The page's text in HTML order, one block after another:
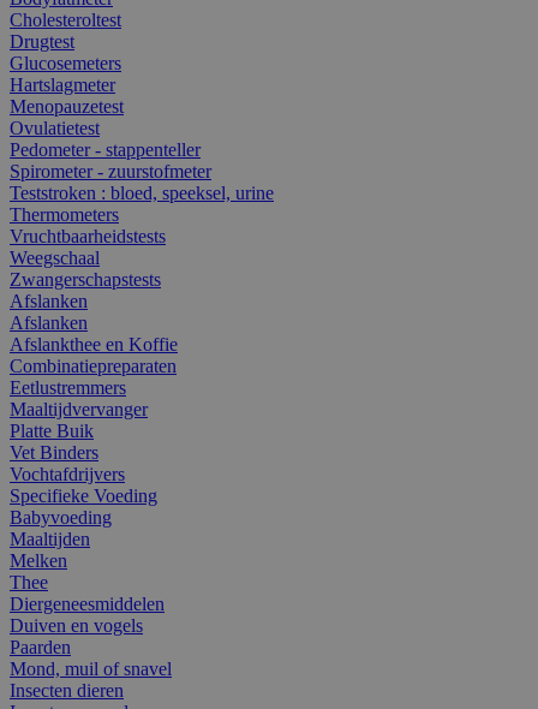
Cholesteroltest
Drugtest
Glucosemeters
Hartslagmeter
Menopauzetest
Ovulatietest
Pedometer - stappenteller
Spirometer - zuurstofmeter
Teststroken : bloed, speeksel, urine
Thermometers
Vruchtbaarheidstests
Weegschaal
Zwangerschapstests
Afslanken
Afslanken
Afslankthee en Koffie
Combinatiepreparaten
Eetlustremmers
Maaltijdvervanger
Platte Buik
Vet Binders
Vochtafdrijvers
Specifieke Voeding
Babyvoeding
Maaltijden
Melken
Thee
Diergeneesmiddelen
Duiven en vogels
Paarden
Mond, muil of snavel
Insecten dieren